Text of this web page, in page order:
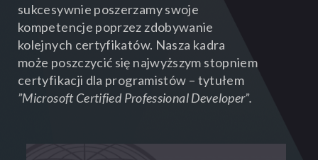
sukcesywnie poszerzamy swoje
kompetencje poprzez zdobywanie
kolejnych certyfikatów. Nasza kadra
może poszczycić się najwyższym stopniem
certyfikacji dla programistów – tytułem
”Microsoft Certified Professional Developer”.